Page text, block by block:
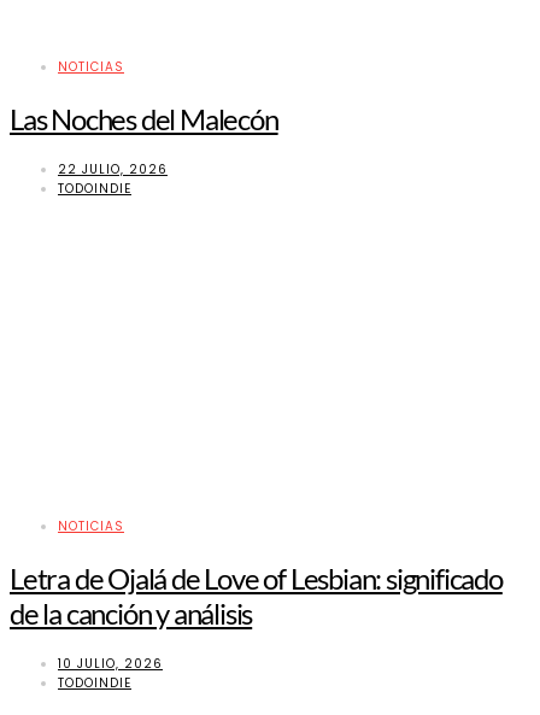
NOTICIAS
Las Noches del Malecón
22 JULIO, 2026
TODOINDIE
NOTICIAS
Letra de Ojalá de Love of Lesbian: significado
de la canción y análisis
10 JULIO, 2026
TODOINDIE